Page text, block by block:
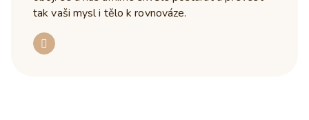
tak vaši mysl i tělo k rovnováze.